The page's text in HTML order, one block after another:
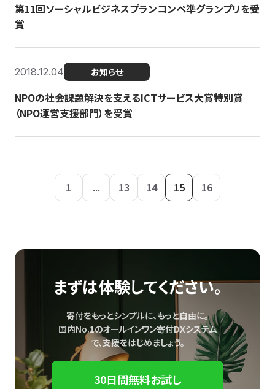
第11回ソーシャルビジネスプランコンペ準グランプリを受
賞
2018.12.04 お知らせ
NPOの社会課題解決を支えるICTサービス大賞特別賞
（NPO運営支援部門）を受賞
1 ... 13 14 15 16
まずは体験してください。
寄付をもっとシンプルに、もっと自由に。
国内No.1のオールインワン寄付DXシステム
で、支援をはじめましょう。
30日間無料お試し